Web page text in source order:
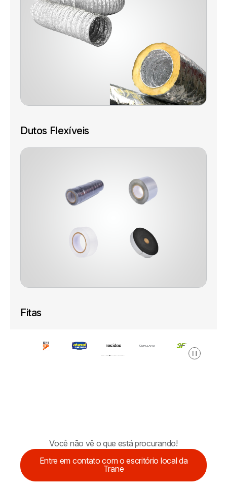
Dutos Flexíveis
Fitas
Pausar
Você não vê o que está procurando!
Entre em contato com o escritório local da
Trane